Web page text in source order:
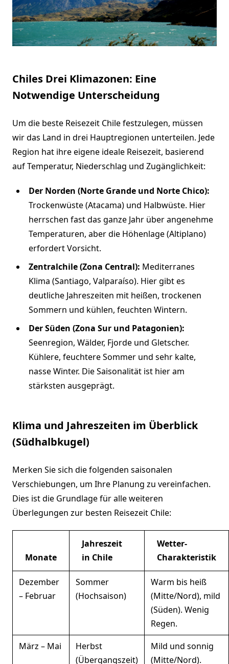
Chiles Drei Klimazonen: Eine
Notwendige Unterscheidung
Um die beste Reisezeit Chile festzulegen, müssen
wir das Land in drei Hauptregionen unterteilen. Jede
Region hat ihre eigene ideale Reisezeit, basierend
auf Temperatur, Niederschlag und Zugänglichkeit:
Der Norden (Norte Grande und Norte Chico):
Trockenwüste (Atacama) und Halbwüste. Hier
herrschen fast das ganze Jahr über angenehme
Temperaturen, aber die Höhenlage (Altiplano)
erfordert Vorsicht.
Zentralchile (Zona Central): Mediterranes
Klima (Santiago, Valparaíso). Hier gibt es
deutliche Jahreszeiten mit heißen, trockenen
Sommern und kühlen, feuchten Wintern.
Der Süden (Zona Sur und Patagonien):
Seenregion, Wälder, Fjorde und Gletscher.
Kühlere, feuchtere Sommer und sehr kalte,
nasse Winter. Die Saisonalität ist hier am
stärksten ausgeprägt.
Klima und Jahreszeiten im Überblick
(Südhalbkugel)
Merken Sie sich die folgenden saisonalen
Verschiebungen, um Ihre Planung zu vereinfachen.
Dies ist die Grundlage für alle weiteren
Überlegungen zur besten Reisezeit Chile:
Monate
Jahreszeit
in Chile
Wetter-
Charakteristik
Dezember
– Februar
Sommer
(Hochsaison)
Warm bis heiß
(Mitte/Nord), mild
(Süden). Wenig
Regen.
März – Mai
Herbst
(Übergangszeit)
Mild und sonnig
(Mitte/Nord).